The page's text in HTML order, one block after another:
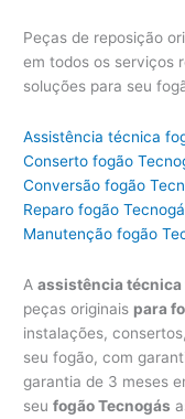
Peças de reposição
em todos os serviços
soluções para seu
Assistência técnica
Conserto fogão
Conversão fogão
Reparo fogão
Manutenção fogão
Aassistência técnica
peças originais para
instalações,
seu fogão, com
garantia de 3 meses
seufogão Tecnogás